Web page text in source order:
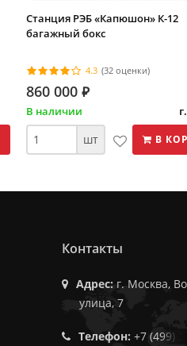
Станция РЭБ «Капюшон» К-12
багажный бокс
4.3 (32 оценки)
860 000 ⃏
В наличии
шт В
Контакты
Адрес:г. Москва,
улица, 7
Телефон: +7 (499)